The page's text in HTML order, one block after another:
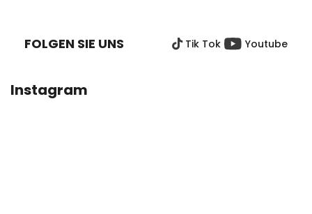
FOLGEN SIE UNS Tik Tok Youtube
Instagram